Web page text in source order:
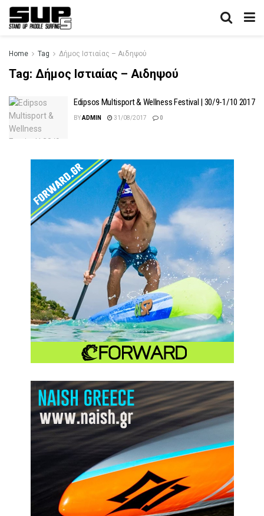
Home Tag Δήμος Ιστιαίας – Αιδηψού
Tag: Δήμος Ιστιαίας – Αιδηψού
Edipsos Multisport & Wellness Festival | 30/9-1/10 2017
BYADMIN 31/08/2017 0